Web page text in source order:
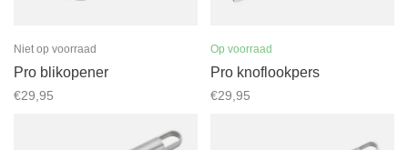
Niet op voorraad
Pro blikopener
€29,95
Op voorraad
Pro knoflookpers
€29,95